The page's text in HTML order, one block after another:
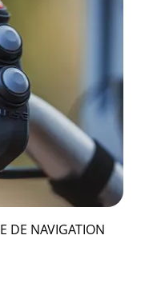
DE NAVIGATION